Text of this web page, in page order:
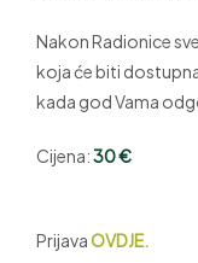
Nakon Radionice
koja će biti
kada god Vama
Cijena:30 €
PrijavaOVDJE.